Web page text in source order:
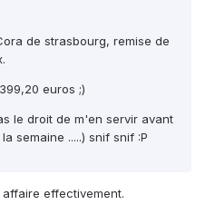
de strasbourg, remise de
euros ;)
le droit de m'en servir avant
semaine .....) snif snif :P
effectivement.